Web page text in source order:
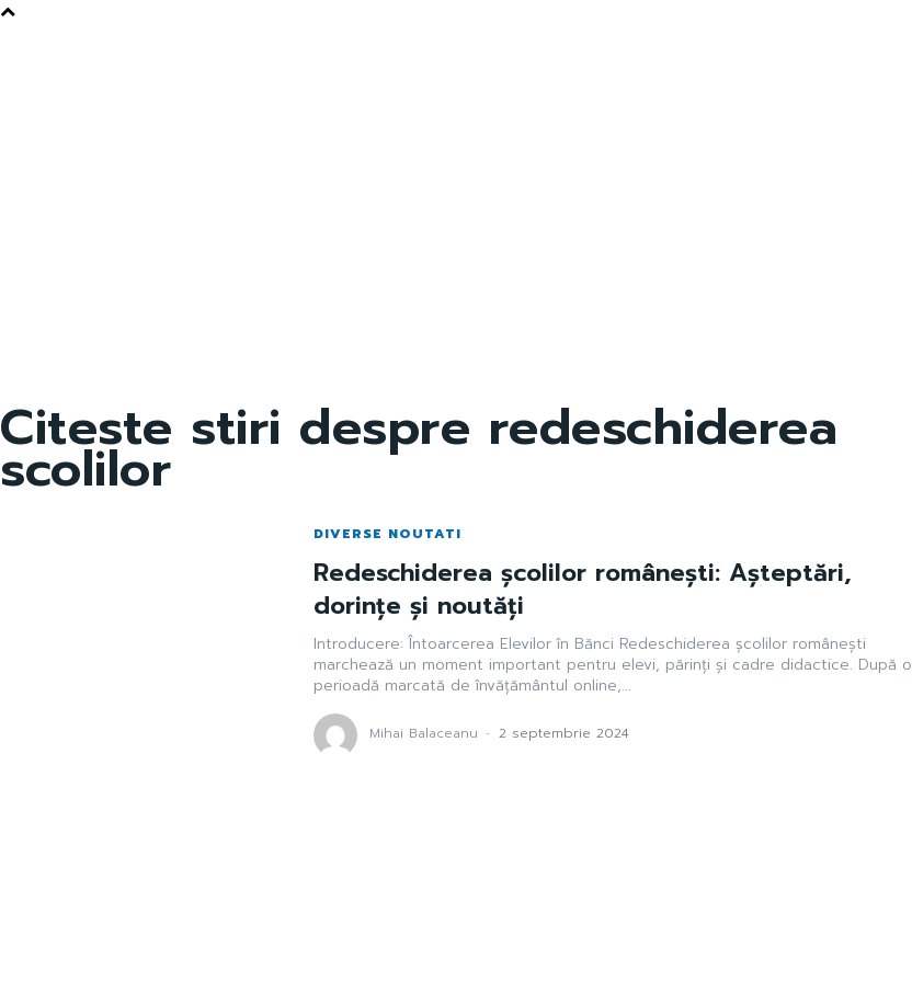
Citeste stiri despre redeschiderea
scolilor
DIVERSE NOUTATI
Redeschiderea școlilor românești: Așteptări,
dorințe și noutăți
Introducere: Întoarcerea Elevilor în Bănci Redeschiderea școlilor românești
marchează un moment important pentru elevi, părinți și cadre didactice. După o
perioadă marcată de învățământul online,...
Mihai Balaceanu - 2 septembrie 2024